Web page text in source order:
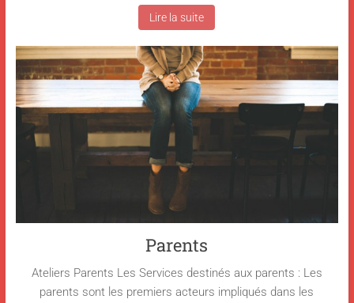
Lire la suite
Parents
Ateliers Parents Les Services destinés aux parents : Les
parents sont les premiers acteurs impliqués dans les